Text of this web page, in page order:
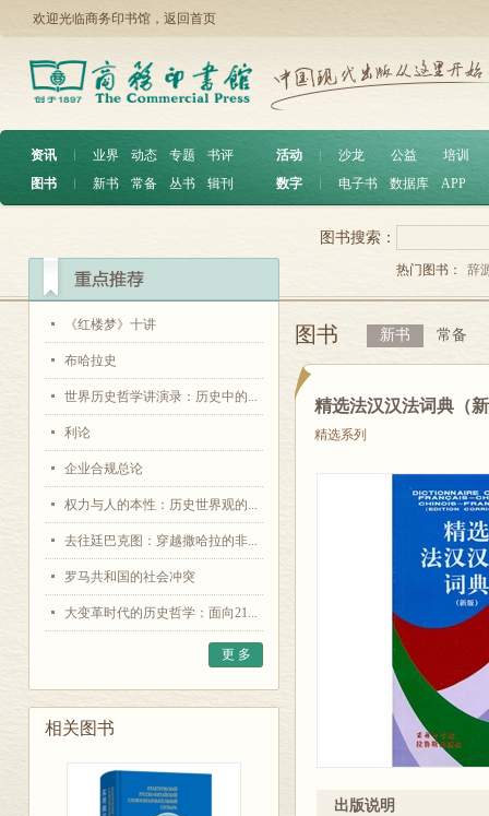
欢迎光临商务印书馆， 返回首页
资讯 ︱ 业界 动态 专题
书评
图书
︱ 新书 常备 丛书 辑刊
活动 沙龙 公益
培训
数字
电子书 数据库 APP
《红楼梦》十讲
布哈拉史
世界历史哲学讲演录：历史中的...
利论
企业合规总论
权力与人的本性：历史世界观的...
去往廷巴克图：穿越撒哈拉的非...
罗马共和国的社会冲突
大变革时代的历史哲学：面向21...
更 多
相关图书
图书搜索：
热门图书： 辞
图书 新书 常备
精选法汉汉法词典（
精选系列
出版说明